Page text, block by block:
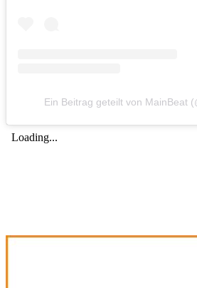
Ein Beitrag geteilt von MainBeat